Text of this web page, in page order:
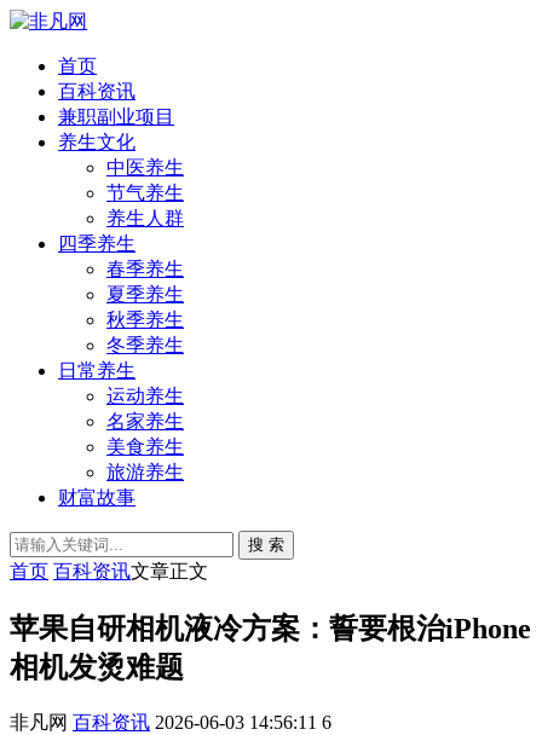
首页
百科资讯
兼职副业项目
养生文化
中医养生
节气养生
养生人群
四季养生
春季养生
夏季养生
秋季养生
冬季养生
日常养生
运动养生
名家养生
美食养生
旅游养生
财富故事
搜 索
首页 百科资讯文章正文
苹果自研相机液冷方案：誓要根治iPhone
相机发烫难题
非凡网 百科资讯 2026-06-03 14:56:11 6